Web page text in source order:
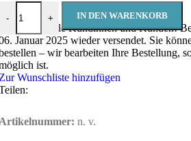
-
Geburtstag Menge
+ IN DEN WARENKORB
an alle Kundinnen und Kunden!
Januar 2025 wieder versendet. Sie
– wir bearbeiten Ihre Bestellung,
ist.
Wunschliste hinzufügen
n. v.